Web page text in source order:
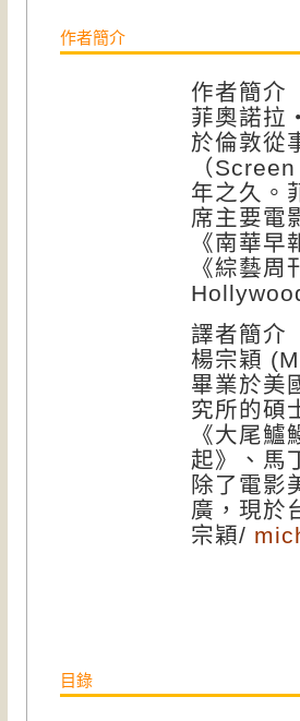
作者簡介
作者簡介
菲奧諾拉
於倫敦從
（
年之久。
席主要電
《南華
《綜藝
譯者簡介
楊宗穎
畢業於美
究所的碩
《大尾
起》、馬
除了電影
廣，現於
宗穎/
目錄